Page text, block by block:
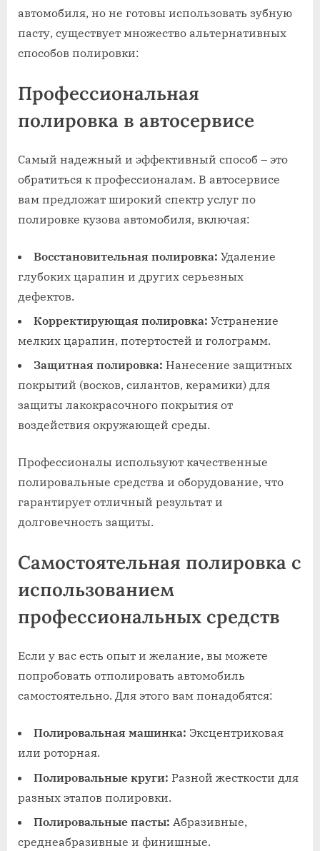
автомобиля, но не готовы использовать зубную
пасту, существует множество альтернативных
способов полировки:
Профессиональная
полировка в автосервисе
Самый надежный и эффективный способ – это
обратиться к профессионалам. В автосервисе
вам предложат широкий спектр услуг по
полировке кузова автомобиля, включая:
Восстановительная полировка: Удаление
глубоких царапин и других серьезных
дефектов.
Корректирующая полировка: Устранение
мелких царапин, потертостей и голограмм.
Защитная полировка: Нанесение защитных
покрытий (восков, силантов, керамики) для
защиты лакокрасочного покрытия от
воздействия окружающей среды.
Профессионалы используют качественные
полировальные средства и оборудование, что
гарантирует отличный результат и
долговечность защиты.
Самостоятельная полировка с
использованием
профессиональных средств
Если у вас есть опыт и желание, вы можете
попробовать отполировать автомобиль
самостоятельно. Для этого вам понадобятся:
Полировальная машинка: Эксцентриковая
или роторная.
Полировальные круги: Разной жесткости для
разных этапов полировки.
Полировальные пасты: Абразивные,
среднеабразивные и финишные.